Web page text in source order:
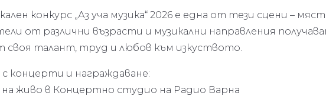
конкурс „Аз уча музика“ 2026 е една от тези сцени –
от различни възрасти и музикални направления
своя талант, труд и любов към изкуството.
концерти и награждаване:
на живо в Концертно студио на Радио Варна